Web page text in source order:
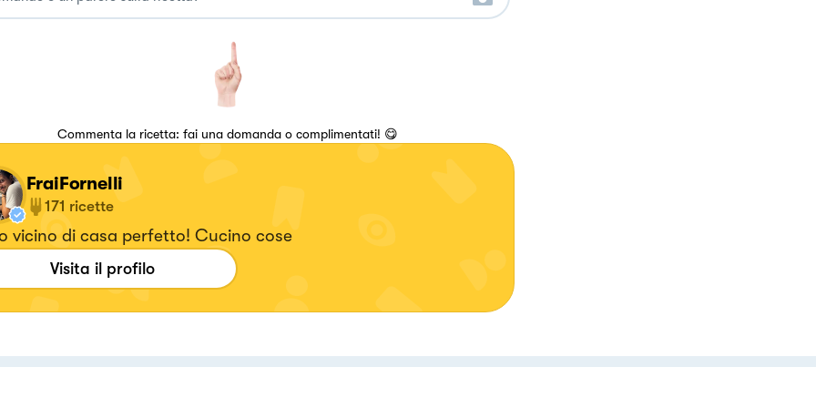
Commenta la ricetta: fai una domanda o complimentati! 😋
FraiFornelli
171 ricette
vicino di casa perfetto! Cucino cose
Visita il profilo